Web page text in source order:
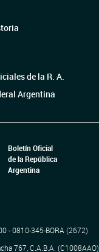
de la R. A.
Argentina
Boletín Oficial
de la República
Argentina
- 0810-345-BORA (2672)
767, C.A.B.A. (C1008AAO)